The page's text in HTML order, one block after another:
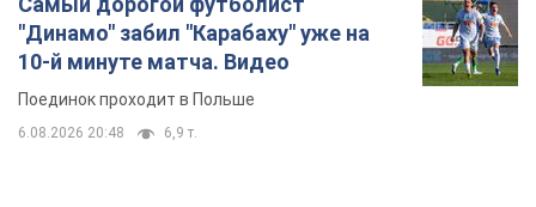
"Динамо" забил "Карабаху" уже на
10-й минуте матча. Видео
Поединок проходит в Польше
6.08.2026 20:48 6,9 т.